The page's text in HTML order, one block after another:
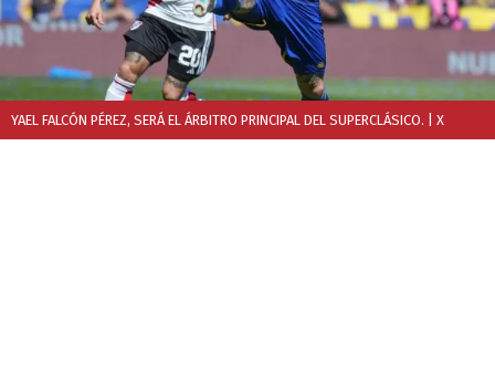
YAEL FALCÓN PÉREZ, SERÁ EL ÁRBITRO PRINCIPAL DEL SUPERCLÁSICO. | X